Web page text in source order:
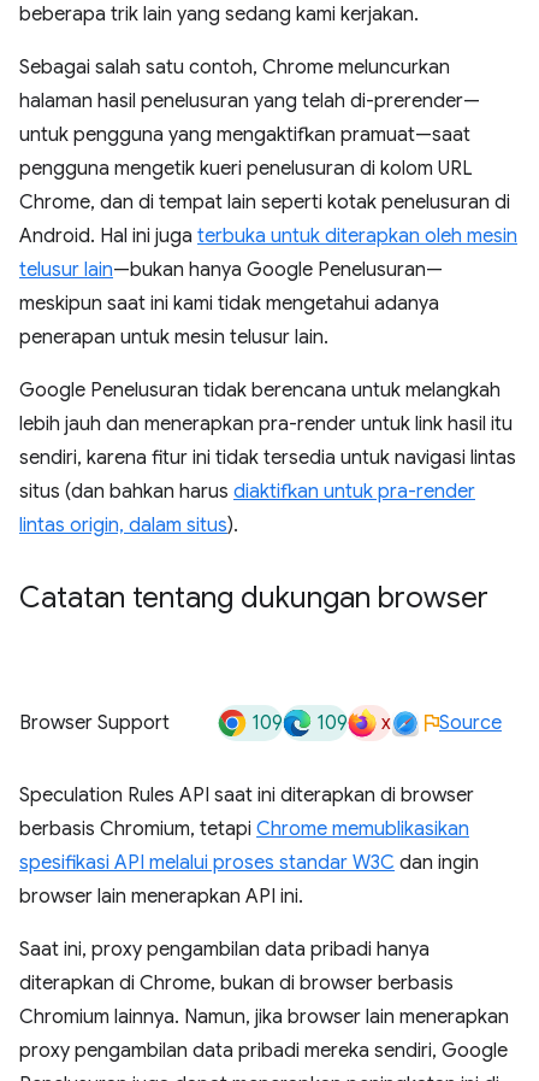
beberapa trik lain yang sedang kami kerjakan.
Sebagai salah satu contoh, Chrome meluncurkan
halaman hasil penelusuran yang telah di-prerender—
untuk pengguna yang mengaktifkan pramuat—saat
pengguna mengetik kueri penelusuran di kolom URL
Chrome, dan di tempat lain seperti kotak penelusuran di
Android. Hal ini juga terbuka untuk diterapkan oleh mesin
telusur lain—bukan hanya Google Penelusuran—
meskipun saat ini kami tidak mengetahui adanya
penerapan untuk mesin telusur lain.
Google Penelusuran tidak berencana untuk melangkah
lebih jauh dan menerapkan pra-render untuk link hasil itu
sendiri, karena fitur ini tidak tersedia untuk navigasi lintas
situs (dan bahkan harus diaktifkan untuk pra-render
lintas origin, dalam situs).
Catatan tentang dukungan browser
Browser Support 109 109 x Source
Speculation Rules API saat ini diterapkan di browser
berbasis Chromium, tetapi Chrome memublikasikan
spesifikasi API melalui proses standar W3C dan ingin
browser lain menerapkan API ini.
Saat ini, proxy pengambilan data pribadi hanya
diterapkan di Chrome, bukan di browser berbasis
Chromium lainnya. Namun, jika browser lain menerapkan
proxy pengambilan data pribadi mereka sendiri, Google